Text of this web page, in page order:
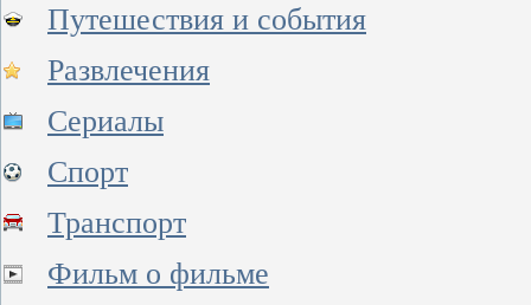
Путешествия и события
Развлечения
Сериалы
Спорт
Транспорт
Фильм о фильме